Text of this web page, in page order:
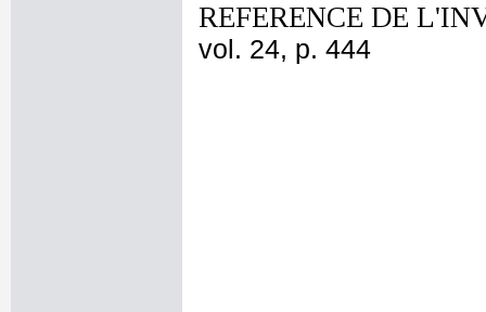
REFERENCE DE
vol. 24, p. 444